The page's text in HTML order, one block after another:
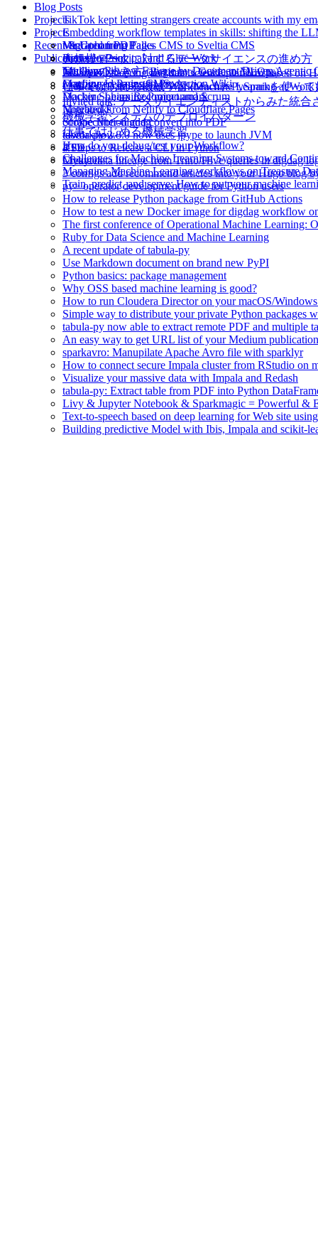
Blog Posts
TikTok kept letting strangers create accounts with my
Embedding workflow templates in skills: shifting the
Migrated from Pages CMS to Sveltia CMS
Between Principal and Glue Work
Tackling Review Fatigue by Document Driven Agentic
Configured Pages CMS
Machine Learning Project and Scrum
Migrated From Netlify to Cloudflare Pages
Scrape Notion and convert into PDF
tabula-py 2.8.0 now uses jpype to launch JVM
4 Steps to Release a CLI in Python
Create data lineage from Trino/Hive queries in digdag
3 configs add recommend articles into your Hugo blog
py> operator development guide for Python users
How to release Python package from GitHub Actions
How to test a new Docker image for digdag workflow
The first conference of Operational Machine Learning:
Ruby for Data Science and Machine Learning
A recent update of tabula-py
Use Markdown document on brand new PyPI
Python basics: package management
Why OSS based machine learning is good?
How to run Cloudera Director on your macOS/
Simple way to distribute your private Python packages
tabula-py now able to extract remote PDF and multiple
An easy way to get URL list of your Medium publication
sparkavro: Manupilate Apache Avro file with sparklyr
How to connect secure Impala cluster from RStudio on
Visualize your massive data with Impala and Redash
tabula-py: Extract table from PDF into Python
Livy & Jupyter Notebook & Sparkmagic = Powerful &
Text-to-speech based on deep learning for Web site
Building predictive Model with Ibis, Impala and scikit-
Projects
Projects
VanGohan PDF
digdaglog2sql
tabula-py
Machine Learning in Production Wiki
Docker Sphinx Recommonmark
Notebooks
cookiecutter-digdag
tdworkflow
RTD
Mykytea
Recent & Upcoming Talks
大規模データに対するデータサイエンスの進め方
A data engineering and data science platform based on
Cloudera Data Science WorkbenchとPySparkを使
Invited talk: データサイエンティストからみた統
機械学習システムのデプロイパターン
仕事ではじめる機械学習
How do you debug/test your Workflow?
Challenges for Machine Learning Systems toward
Managing Machine Learning workflows on Treasure
Train, predict, and serve: How to put your machine
Publications
MLOpsの歩き方 (Beginners Guide to MLOps)
仕事ではじめる機械学習 (Machine Learning at Work)